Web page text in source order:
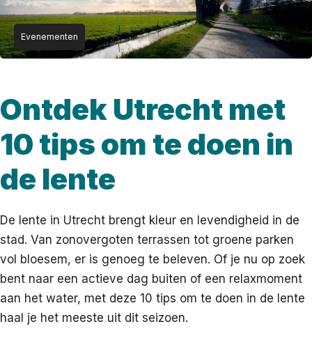
Evenementen
Ontdek Utrecht met
10 tips om te doen in
de lente
De lente in Utrecht brengt kleur en levendigheid in de
stad. Van zonovergoten terrassen tot groene parken
vol bloesem, er is genoeg te beleven. Of je nu op zoek
bent naar een actieve dag buiten of een relaxmoment
aan het water, met deze 10 tips om te doen in de lente
haal je het meeste uit dit seizoen.